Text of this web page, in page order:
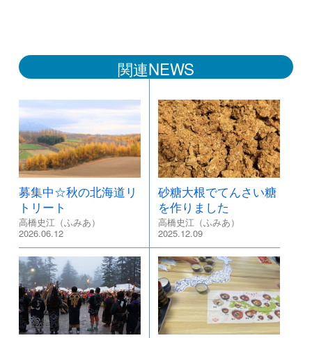
関連NEWS
募集中☆秋の北海道リ
トリート
高橋史江（ふみあ）
2026.06.12
砂糖大根でてんさい糖
を作りました
高橋史江（ふみあ）
2025.12.09